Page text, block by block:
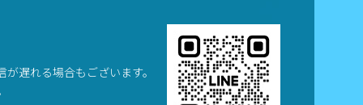
遅れる場合もございます。